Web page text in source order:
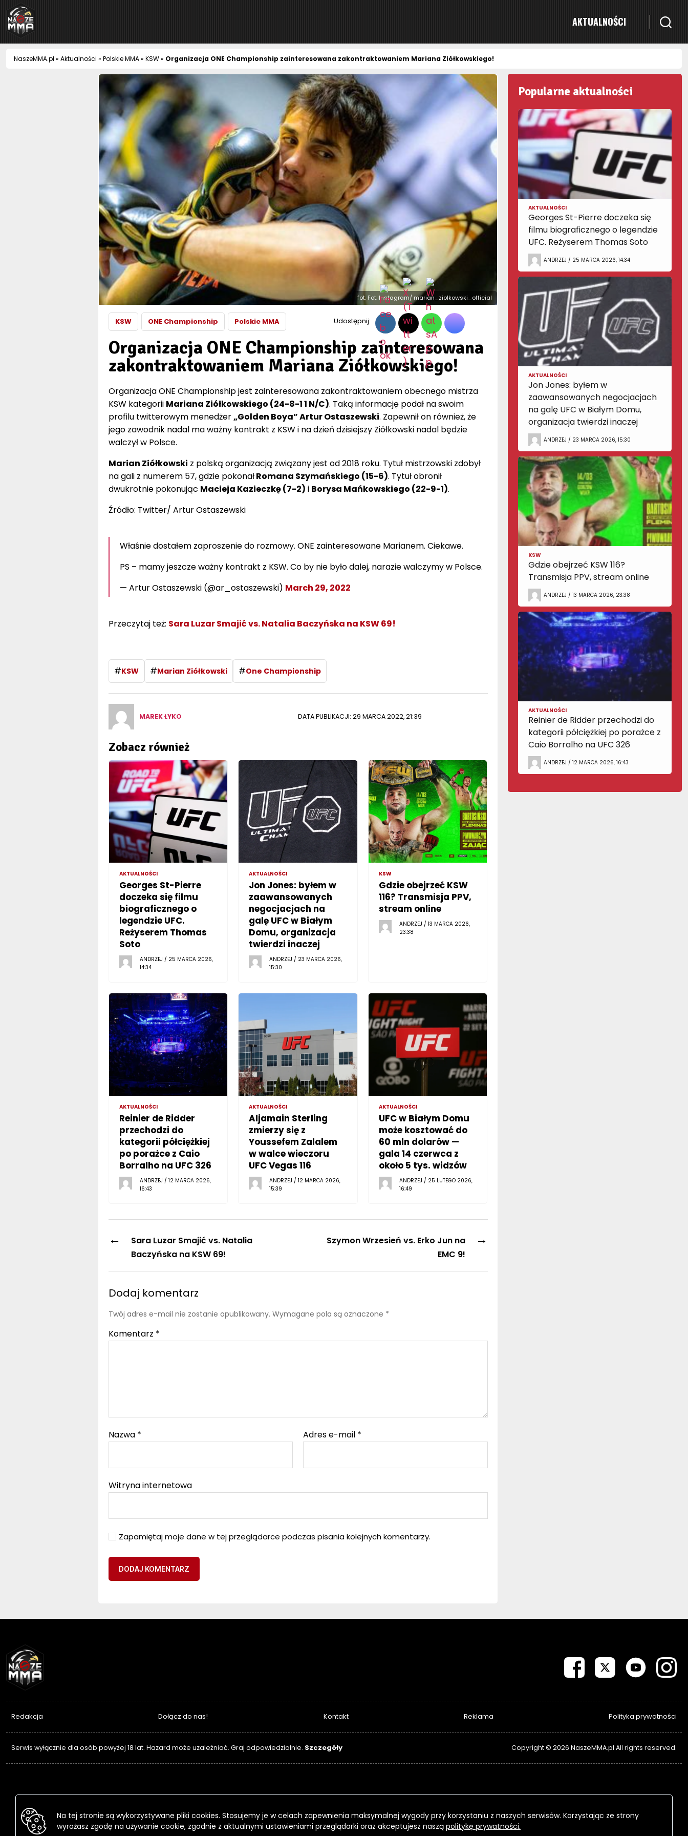
NaszeMMA
AKTUALNOŚCI
NaszeMMA.pl » Aktualności » Polskie MMA» KSW» Organizacja ONE Championship zainteresowana zakontraktowaniem Mariana Ziółkowskiego!
fot. Fot. Instagram/ marian_ziolkowski_official
KSW ONE Championship Polskie MMA Udostępnij:
Organizacja ONE Championship zainteresowana
zakontraktowaniem Mariana Ziółkowskiego!
Organizacja ONE Championship jest zainteresowana zakontraktowaniem obecnego mistrza
KSW kategorii Mariana Ziółkowskiego (24-8-1 1 N/C). Taką informację podał na swoim
profilu twitterowym menedżer„Golden Boya” Artur Ostaszewski. Zapewnił on również, że
jego zawodnik nadal ma ważny kontrakt z KSW i na dzień dzisiejszy Ziółkowski nadal będzie
walczył w Polsce.
Marian Ziółkowski z polską organizacją związany jest od 2018 roku. Tytuł mistrzowski zdobył
na gali z numerem 57, gdzie pokonałRomana Szymańskiego (15-6). Tytuł obronił
dwukrotnie pokonując Macieja Kazieczkę (7-2) i Borysa Mańkowskiego (22-9-1).
Źródło: Twitter/ Artur Ostaszewski
Właśnie dostałem zaproszenie do rozmowy. ONE zainteresowane Marianem. Ciekawe.
PS – mamy jeszcze ważny kontrakt z KSW. Co by nie było dalej, narazie walczymy w Polsce.
— Artur Ostaszewski (@ar_ostaszewski) March 29, 2022
Przeczytaj też: Sara Luzar Smajić vs. Natalia Baczyńska na KSW 69!
#KSW #Marian Ziółkowski #One Championship
MAREK ŁYKO DATA PUBLIKACJI: 29 MARCA 2022, 21:39
Zobacz również
AKTUALNOŚCI
Georges St-Pierre
doczeka się filmu
biograficznego o
legendzie UFC.
Reżyserem Thomas
Soto
ANDRZEJ / 25 MARCA 2026,
14:34
AKTUALNOŚCI
Jon Jones: byłem w
zaawansowanych
negocjacjach na
galę UFC w Białym
Domu, organizacja
twierdzi inaczej
ANDRZEJ / 23 MARCA 2026,
15:30
KSW
Gdzie obejrzeć KSW
116? Transmisja PPV,
stream online
ANDRZEJ / 13 MARCA 2026,
23:38
AKTUALNOŚCI
Reinier de Ridder
przechodzi do
kategorii półciężkiej
po porażce z Caio
Borralho na UFC 326
ANDRZEJ / 12 MARCA 2026,
16:43
AKTUALNOŚCI
Aljamain Sterling
zmierzy się z
Youssefem Zalalem
w walce wieczoru
UFC Vegas 116
ANDRZEJ / 12 MARCA 2026,
15:39
AKTUALNOŚCI
UFC w Białym Domu
może kosztować do
60 mln dolarów —
gala 14 czerwca z
około 5 tys. widzów
ANDRZEJ / 25 LUTEGO 2026,
16:49
←
Sara Luzar Smajić vs. Natalia
Baczyńska na KSW 69!
→
Szymon Wrzesień vs. Erko Jun na
EMC 9!
Dodaj komentarz
Twój adres e-mail nie zostanie opublikowany. Wymagane pola są oznaczone *
Komentarz *
Nazwa * Adres e-mail *
Witryna internetowa
Zapamiętaj moje dane w tej przeglądarce podczas pisania kolejnych komentarzy.
Popularne aktualności
AKTUALNOŚCI
Georges St-Pierre doczeka się
filmu biograficznego o legendzie
UFC. Reżyserem Thomas Soto
ANDRZEJ / 25 MARCA 2026, 14:34
AKTUALNOŚCI
Jon Jones: byłem w
zaawansowanych negocjacjach
na galę UFC w Białym Domu,
organizacja twierdzi inaczej
ANDRZEJ / 23 MARCA 2026, 15:30
KSW
Gdzie obejrzeć KSW 116?
Transmisja PPV, stream online
ANDRZEJ / 13 MARCA 2026, 23:38
AKTUALNOŚCI
Reinier de Ridder przechodzi do
kategorii półciężkiej po porażce z
Caio Borralho na UFC 326
ANDRZEJ / 12 MARCA 2026, 16:43
Redakcja Dołącz do nas! Kontakt Reklama Polityka prywatności
Serwis wyłącznie dla osób powyżej 18 lat. Hazard może uzależniać. Graj odpowiedzialnie. Szczegóły Copyright © 2026 NaszeMMA.pl All rights reserved.
Na tej stronie są wykorzystywane pliki cookies. Stosujemy je w celach zapewnienia maksymalnej wygody przy korzystaniu z naszych serwisów. Korzystając ze strony
wyrażasz zgodę na używanie cookie, zgodnie z aktualnymi ustawieniami przeglądarki oraz akceptujesz naszą politykę prywatności.